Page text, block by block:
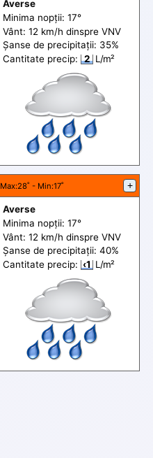
Averse
Minima nopții: 17°
Vânt: 12 km/h dinspre VNV
Șanse de precipitații: 35%
Cantitate precip:
2 L/m²
Max:28˚ - Min:17˚ +
Averse
Minima nopții: 17°
Vânt: 12 km/h dinspre VNV
Șanse de precipitații: 40%
Cantitate precip: ‹1 L/m²